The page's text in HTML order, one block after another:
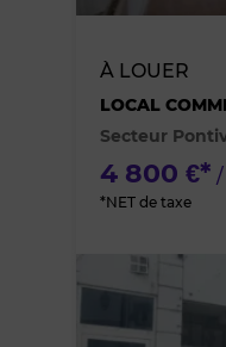
À LOUER
LOCAL
Secteur
4 800 €* /
*NET de taxe